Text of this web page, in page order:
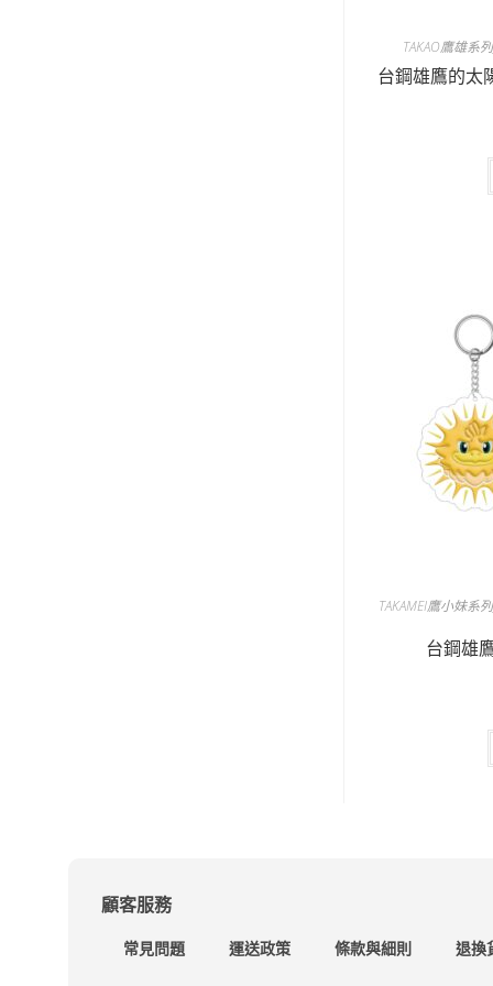
TAKAO鷹雄系列
台鋼雄鷹的太
TAKAMEI鷹小妹系列
台鋼雄
顧客服務
常見問題 運送政策 條款與細則 退換